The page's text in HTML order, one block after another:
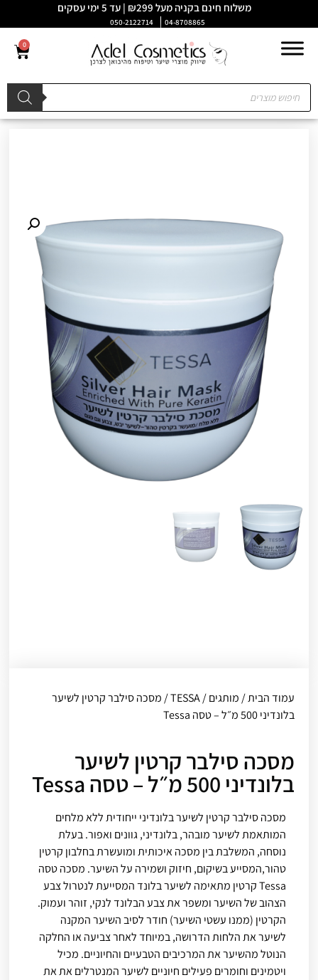
משלוח חינם בקניה מעל ₪299 | עד 5 ימי עסקים
04-8708865
050-2122714
0
עמוד הבית/מותגים/
TESSA/ מסכה סילבר קרטין לשיער
בלונדיני 500 מ״ל – טסה Tessa
מסכה סילבר קרטין לשיער
בלונדיני 500 מ״ל – טסה Tessa
מסכה סילבר קרטין לשיער בלונדיני ייחודית ללא מלחים
המותאמת לשיער מובהר, בלונדיני, גוונים ואפור. בעלת
נוסחה, המשלבת בין מסכה איכותית ומועשרת בחלבון קרטין
טהור,המסייע בשיקום, חיזוק ושמירה על השיער. מסכה טסה
Tessa קרטין מתאימה לשיער בלונד המסייעת לנטרול צבע
הצהוב של השיער ומשפר את צבע הבלונד לנקי, זוהר ועמוק.
הקרטין (ממנו עשטי השיער) חודר לסיב השיער המקנה
לשיער את הלחות הדרושה, במיוחד לאחר צביעה או החלקה
הנוטל מהשיער את המרכיבים הטבעיים והחיוניים. מכיל
ויטמינים וחומרים פעילים חיוניים לשיער המנטרלים את את